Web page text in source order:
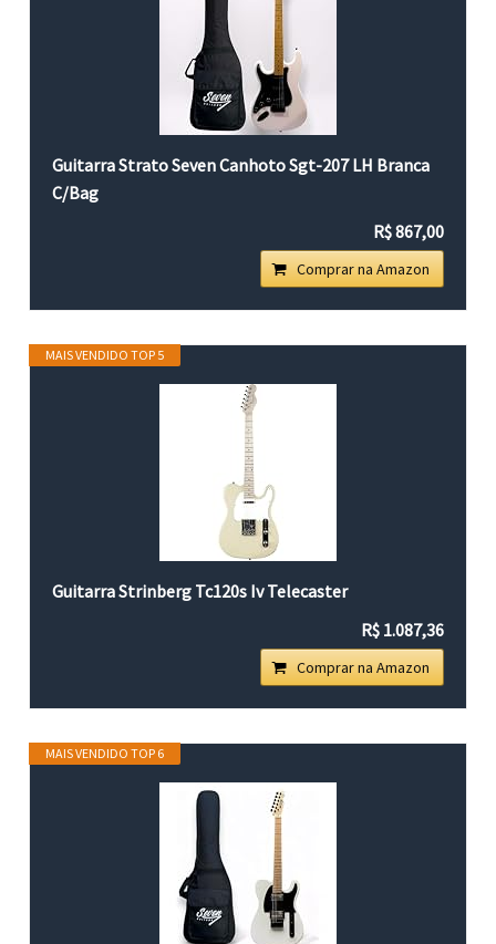
Guitarra Strato Seven Canhoto Sgt-207 LH Branca
C/Bag
R$ 867,00
Comprar na Amazon
MAIS VENDIDO TOP 5
Guitarra Strinberg Tc120s Iv Telecaster
R$ 1.087,36
Comprar na Amazon
MAIS VENDIDO TOP 6